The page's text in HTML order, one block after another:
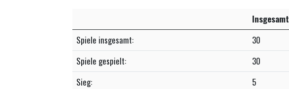
Insgesamt
Spiele insgesamt:
30
Spiele gespielt:
30
Sieg:
5